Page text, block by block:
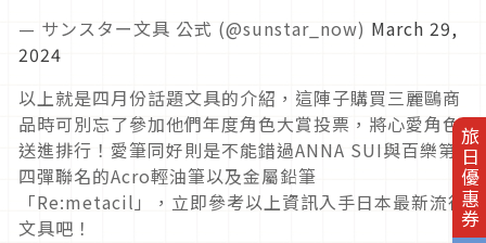
旅日優惠券
— サンスター文具 公式 (@sunstar_now) March 29,
2024
以上就是四月份話題文具的介紹，這陣子購買三麗鷗商
品時可別忘了參加他們年度角色大賞投票，將心愛角色
送進排行！愛筆同好則是不能錯過ANNA SUI與百樂第
四彈聯名的Acro輕油筆以及金屬鉛筆
「Re:metacil」，立即參考以上資訊入手日本最新流行
文具吧！